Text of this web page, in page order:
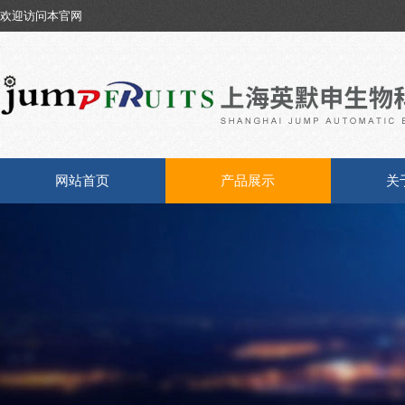
欢迎访问本官网
网站首页 产品展示 关